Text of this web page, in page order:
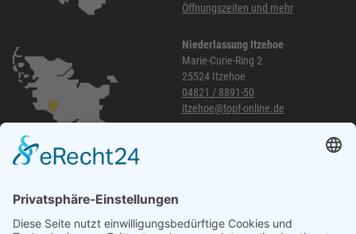
Öffnungszeiten und mehr
Niederlassung Itzehoe
Marie-Curie-Ring 2
25524 Itzehoe
04821 / 8891-50
itzehoe@topf-online.de
040 / 21 04 04 04-04